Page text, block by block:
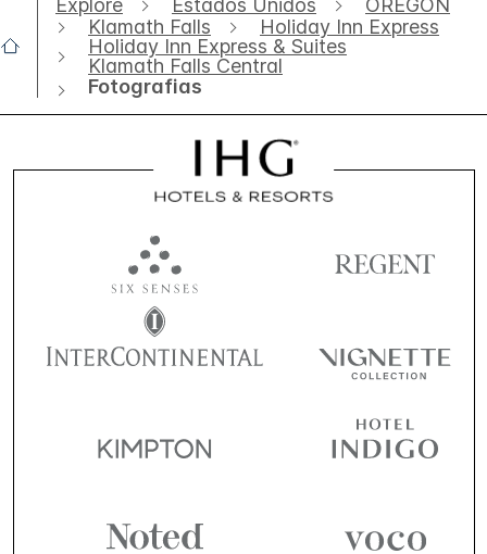
Klamath Falls
Holiday Inn Express
Holiday Inn Express & Suites
Klamath Falls Central
Fotografias